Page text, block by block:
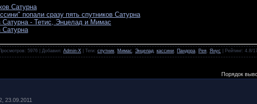
Сатурна
попали сразу пять спутников Сатурна
Сатурна - Тетис, Энцелад и Мимас
Сатурна
: 5976 | Добавил: Admin-X Теги: спутник, Мимас , Энцелад, кассини, Пандора, Рея, Янус Рейтинг: 4.8/
Порядок
23.09.2011